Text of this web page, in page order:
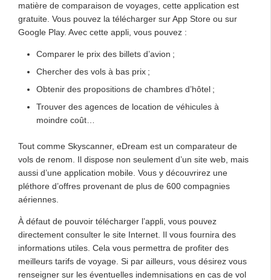
matière de comparaison de voyages, cette application est
gratuite. Vous pouvez la télécharger sur App Store ou sur
Google Play. Avec cette appli, vous pouvez :
Comparer le prix des billets d’avion ;
Chercher des vols à bas prix ;
Obtenir des propositions de chambres d’hôtel ;
Trouver des agences de location de véhicules à
moindre coût…
Tout comme Skyscanner, eDream est un comparateur de
vols de renom. Il dispose non seulement d’un site web, mais
aussi d’une application mobile. Vous y découvrirez une
pléthore d’offres provenant de plus de 600 compagnies
aériennes.
À défaut de pouvoir télécharger l’appli, vous pouvez
directement consulter le site Internet. Il vous fournira des
informations utiles. Cela vous permettra de profiter des
meilleurs tarifs de voyage. Si par ailleurs, vous désirez vous
renseigner sur les éventuelles indemnisations en cas de vol